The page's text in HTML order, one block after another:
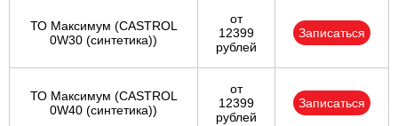
ТО Максимум (CASTROL
0W30 (синтетика))
от
12399
рублей
Записаться
ТО Максимум (CASTROL
0W40 (синтетика))
от
12399
рублей
Записаться